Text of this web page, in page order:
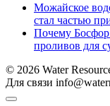
Можайское
стал частью
Почему
проливов для
© 2026 Water
Для связи